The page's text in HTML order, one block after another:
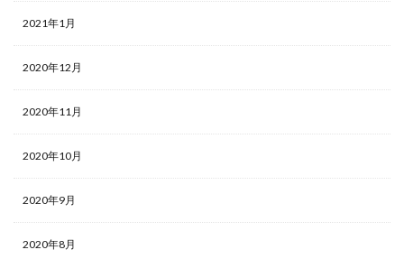
2021年1月
2020年12月
2020年11月
2020年10月
2020年9月
2020年8月